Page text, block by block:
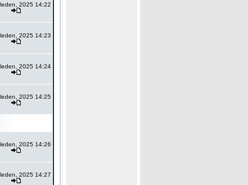
2025 14:22
2025 14:23
2025 14:24
2025 14:25
2025 14:26
2025 14:27